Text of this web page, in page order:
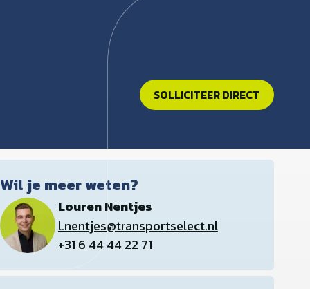
SOLLICITEER DIRECT
Wil je meer weten?
Louren Nentjes
l.nentjes@transportselect.nl
+31 6 44 44 22 71